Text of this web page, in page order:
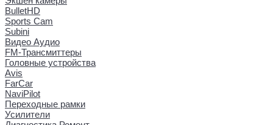
BulletHD
Sports Cam
Subini
Видео Аудио
FM-Трансмиттеры
Головные устройства
Avis
FarCar
NaviPilot
Переходные рамки
Усилители